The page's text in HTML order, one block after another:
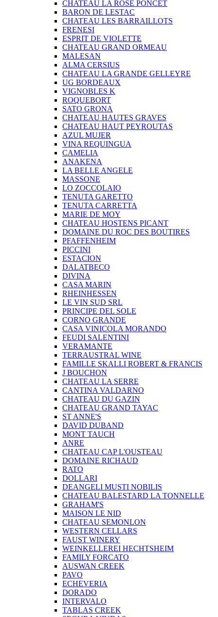
CHATEAU LA ROSE PONCET
BARON DE LESTAC
CHATEAU LES BARRAILLOTS
FRENESI
ESPRIT DE VIOLETTE
CHATEAU GRAND ORMEAU
MALESAN
ALMA CERSIUS
CHATEAU LA GRANDE GELLEYRE
UG BORDEAUX
VIGNOBLES K
ROQUEBORT
SATO GRONA
CHATEAU HAUTES GRAVES
CHATEAU HAUT PEYROUTAS
AZUL MUJER
VINA REQUINGUA
CAMELIA
ANAKENA
LA BELLE ANGELE
MASSONE
LO ZOCCOLAIO
TENUTA GARETTO
TENUTA CARRETTA
MARIE DE MOY
CHATEAU HOSTENS PICANT
DOMAINE DU ROC DES BOUTIRES
PFAFFENHEIM
PICCINI
ESTACION
DALATBECO
DIVINA
CASA MARIN
RHEINHESSEN
LE VIN SUD SRL
PRINCIPE DEL SOLE
CORNO GRANDE
CASA VINICOLA MORANDO
FEUDI SALENTINI
VERAMANTE
TERRAUSTRAL WINE
FAMILLE SKALLI ROBERT & FRANCIS
J BOUCHON
CHATEAU LA SERRE
CANTINA VALDARNO
CHATEAU DU GAZIN
CHATEAU GRAND TAYAC
ST ANNE'S
DAVID DUBAND
MONT TAUCH
ANRE
CHATEAU CAP L'OUSTEAU
DOMAINE RICHAUD
RATO
DOLLARI
DEANGELI MUSTI NOBILIS
CHATEAU BALESTARD LA TONNELLE
GRAHAM'S
MAISON LE NID
CHATEAU SEMONLON
WESTERN CELLARS
FAUST WINERY
WEINKELLEREI HECHTSHEIM
FAMILY FORCATO
AUSWAN CREEK
PAVO
ECHEVERIA
DORADO
INTERVALO
TABLAS CREEK